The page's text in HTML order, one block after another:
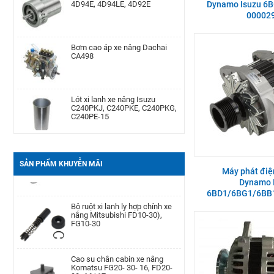
CA498
C240PKJ, C240PKE, C240PKG,
C240PE-15
Komatsu FD20-30| -12 -16,
FB20-30EX8-11
100 * 40 * 1220
7 TEU FB30
SẢN PHẨM KHUYỄN MÃI
Komatsu Kom. FD20-
30/-11/-12/-14/-15/-16/-17,FG20-
TD27, QD32
FD20-30Z5, FD10-18T12, FG10-
18T12, FG20-30N5
nâng Mitsubishi FD10-30),
FG10-30
Komatsu FG20- 30- 16, FD20-
30- 16/ 17
Dynamo Isuzu
Máy phát
Dynamo
6BD1/6BG1/